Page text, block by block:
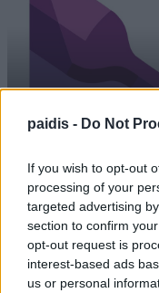
paidis - Do Not
If you wish to opt-out
processing of your
targeted advertising
section to confirm
opt-out request is
interest-based ads
us or personal
Δηλώσεις